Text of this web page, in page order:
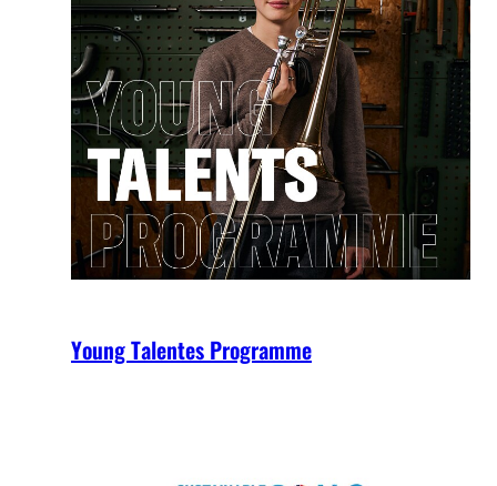
Young Talentes Programme